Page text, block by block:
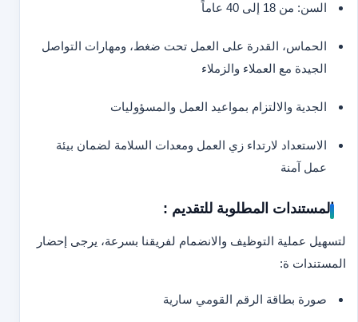
السن: من 18 إلى 40 عاماً
الحماس، القدرة على العمل تحت ضغط، ومهارات التواصل
الجيدة مع العملاء والزملاء
الجدية والالتزام بمواعيد العمل والمسؤوليات
الاستعداد لارتداء زي العمل ومعدات السلامة لضمان بيئة
عمل آمنة
المستندات المطلوبة للتقديم :
لتسهيل عملية التوظيف والانضمام لفريقنا بسرعة، يرجى إحضار
المستندات ة:
صورة بطاقة الرقم القومي سارية